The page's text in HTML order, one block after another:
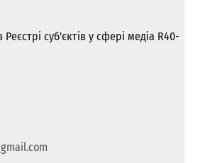
суб'єктів у сфері медіа R40-